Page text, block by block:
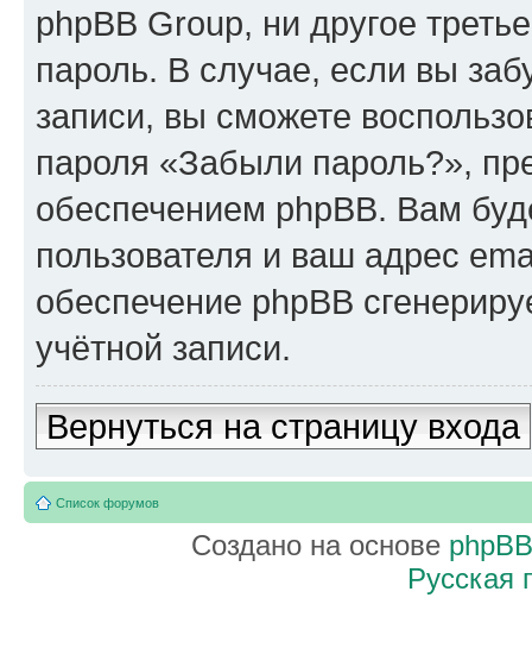
phpBB Group, ни другое
пароль. В случае, если вы
записи, вы сможете
пароля «Забыли пароль?»,
обеспечением phpBB. Вам
пользователя и ваш адрес
обеспечение phpBB
учётной записи.
Вернуться на страницу входа
Список форумов
Создано на основе phpBB
Русская